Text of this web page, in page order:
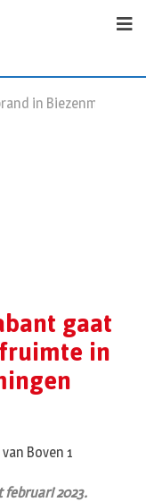
hoe zit dat?
gaat
in
februari 2023.